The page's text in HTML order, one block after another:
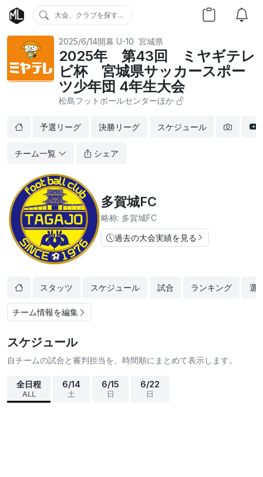
大会、クラブを探す...
2025/6/14開幕 U-10 宮城県
2025年 第43回 ミヤギテレ
ビ杯 宮城県サッカースポー
ツ少年団 4年生大会
松島フットボールセンターほか
予選リーグ 決勝リーグ スケジュール
チーム一覧 シェア
多賀城FC
略称: 多賀城FC
過去の大会実績を見る
スタッツ スケジュール 試合 ランキング 選
チーム情報を編集
スケジュール
自チームの試合と審判担当を、時間順にまとめて表示します。
全日程
ALL
6/14
土
6/15
日
6/22
日